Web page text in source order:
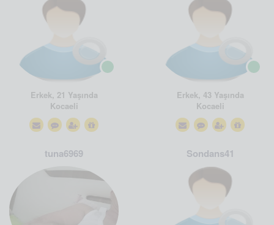
Erkek, 21 Yaşında
Kocaeli
Erkek, 43 Yaşında
Kocaeli
tuna6969 Sondans41